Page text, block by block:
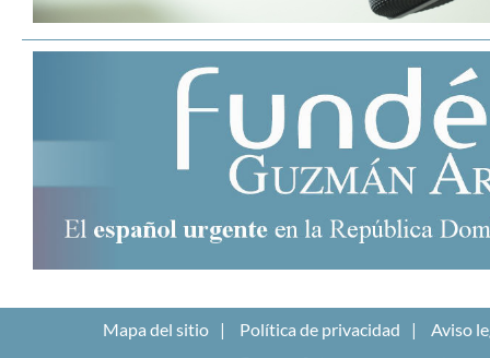
Mapa del sitio Política de privacidad Aviso